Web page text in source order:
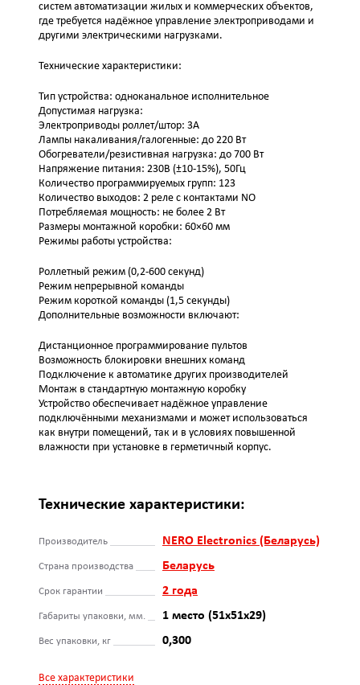
систем автоматизации жилых и коммерческих объектов,
где требуется надёжное управление электроприводами и
другими электрическими нагрузками.
Технические характеристики:
Тип устройства: одноканальное исполнительное
Допустимая нагрузка:
Электроприводы роллет/штор: 3А
Лампы накаливания/галогенные: до 220 Вт
Обогреватели/резистивная нагрузка: до 700 Вт
Напряжение питания: 230В (±10-15%), 50Гц
Количество программируемых групп: 123
Количество выходов: 2 реле с контактами NO
Потребляемая мощность: не более 2 Вт
Размеры монтажной коробки: 60×60 мм
Режимы работы устройства:
Роллетный режим (0,2-600 секунд)
Режим непрерывной команды
Режим короткой команды (1,5 секунды)
Дополнительные возможности включают:
Дистанционное программирование пультов
Возможность блокировки внешних команд
Подключение к автоматике других производителей
Монтаж в стандартную монтажную коробку
Устройство обеспечивает надёжное управление
подключёнными механизмами и может использоваться
как внутри помещений, так и в условиях повышенной
влажности при установке в герметичный корпус.
Технические характеристики:
Производитель NERO Electronics (Беларусь)
Страна производства Беларусь
Срок гарантии 2 года
Габариты упаковки, мм. 1 место (51x51x29)
Вес упаковки, кг 0,300
Все характеристики